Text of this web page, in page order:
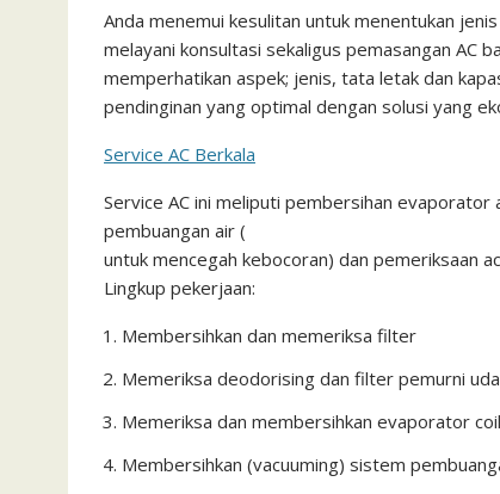
Anda menemui kesulitan untuk menentukan
melayani konsultasi sekaligus pemasangan AC
memperhatikan aspek; jenis, tata letak dan
pendinginan yang optimal dengan solusi yang
Service AC Berkala
Service AC ini meliputi pembersihan
pembuangan air (
untuk mencegah kebocoran) dan pemeriksaan
Lingkup pekerjaan:
Membersihkan dan memeriksa filter
Memeriksa deodorising dan filter pemurni
Memeriksa dan membersihkan evaporator
Membersihkan (vacuuming) sistem